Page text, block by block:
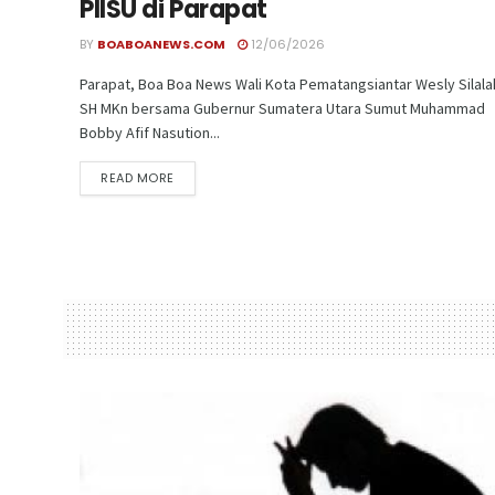
PIISU di Parapat
BY BOABOANEWS.COM 12/06/2026
Parapat, Boa Boa News Wali Kota Pematangsiantar Wesly
SH MKn bersama Gubernur Sumatera Utara Sumut Muhammad
Bobby Afif Nasution...
READ MORE